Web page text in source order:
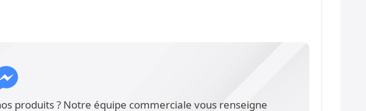
produits ? Notre équipe commerciale vous renseigne